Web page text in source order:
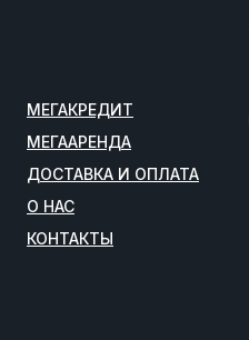
МЕГАКРЕДИТ
МЕГААРЕНДА
ДОСТАВКА И ОПЛАТА
О НАС
КОНТАКТЫ